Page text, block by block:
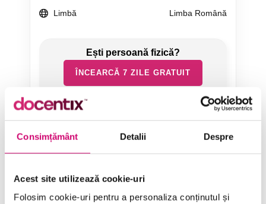
Consimțământ Detalii Despre
Acest site utilizează cookie-uri
Folosim cookie-uri pentru a personaliza conținutul și
Limbă Limba Română
ÎNCEARCĂ 7 ZILE GRATUIT